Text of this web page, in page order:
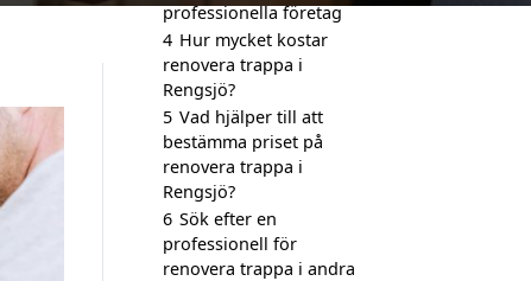
professionella företag
4 Hur mycket kostar
renovera trappa i
Rengsjö?
5 Vad hjälper till att
bestämma priset på
renovera trappa i
Rengsjö?
6 Sök efter en
professionell för
renovera trappa i andra